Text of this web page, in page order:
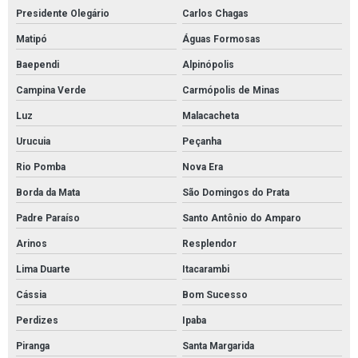
Presidente Olegário Carlos Chagas
Matipó Águas Formosas
Baependi Alpinópolis
Campina Verde Carmópolis de Minas
Luz Malacacheta
Urucuia Peçanha
Rio Pomba Nova Era
Borda da Mata São Domingos do Prata
Padre Paraíso Santo Antônio do Amparo
Arinos Resplendor
Lima Duarte Itacarambi
Cássia Bom Sucesso
Perdizes Ipaba
Piranga Santa Margarida